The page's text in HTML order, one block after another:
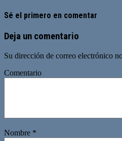
Sé el primero en comentar
Deja un comentario
Su dirección de correo electrónico
Comentario
Nombre *